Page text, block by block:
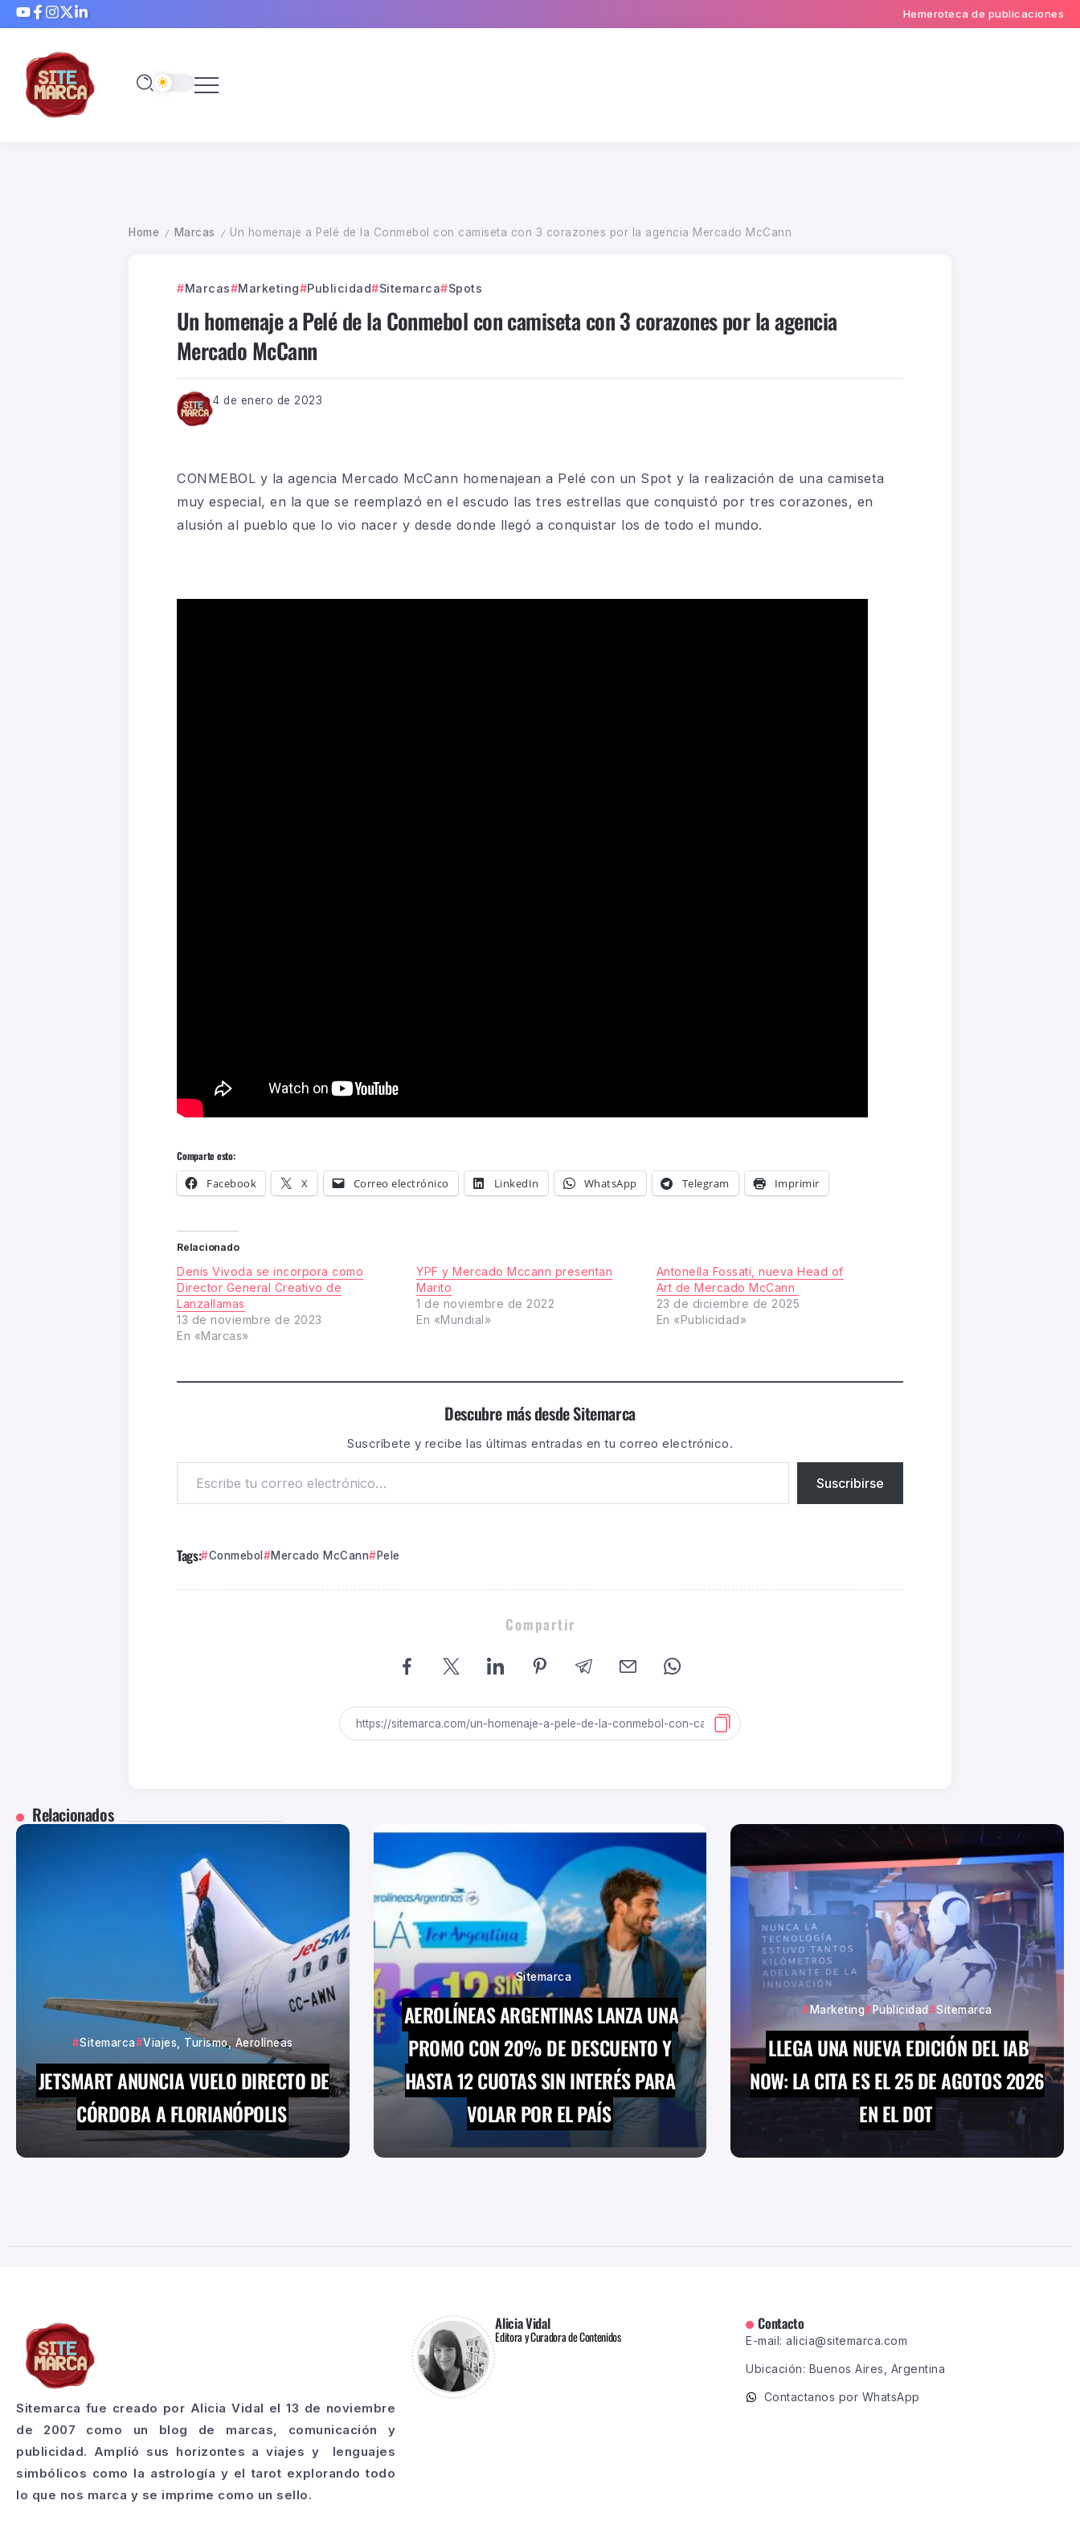
Hemeroteca de publicaciones
Home / Marcas / Un homenaje a Pelé de la Conmebol con camiseta con 3 corazones por la agencia Mercado McCann
Marcas Marketing Publicidad Sitemarca Spots
Un homenaje a Pelé de la Conmebol con camiseta con 3 corazones por la agencia
Mercado McCann
4 de enero de 2023
CONMEBOL y la agencia Mercado McCann homenajean a Pelé con un Spot y la realización de una camiseta
muy especial, en la que se reemplazó en el escudo las tres estrellas que conquistó por tres corazones, en
alusión al pueblo que lo vio nacer y desde donde llegó a conquistar los de todo el mundo.
Comparte esto:
Facebook X Correo electrónico LinkedIn WhatsApp Telegram Imprimir
Relacionado
Denis Vivoda se incorpora como
Director General Creativo de
Lanzallamas
13 de noviembre de 2023
En «Marcas»
YPF y Mercado Mccann presentan
Marito
1 de noviembre de 2022
En «Mundial»
Antonella Fossati, nueva Head of
Art de Mercado McCann
23 de diciembre de 2025
En «Publicidad»
Descubre más desde Sitemarca
Suscríbete y recibe las últimas entradas en tu correo electrónico.
Suscribirse
Tags: Conmebol Mercado McCann Pele
Compartir
Relacionados
Sitemarca Viajes, Turismo, Aerolíneas
JETSMART ANUNCIA VUELO DIRECTO DE
CÓRDOBA A FLORIANÓPOLIS
Sitemarca
AEROLÍNEAS ARGENTINAS LANZA UNA
PROMO CON 20% DE DESCUENTO Y
HASTA 12 CUOTAS SIN INTERÉS PARA
VOLAR POR EL PAÍS
Marketing Publicidad Sitemarca
LLEGA UNA NUEVA EDICIÓN DEL IAB
NOW: LA CITA ES EL 25 DE AGOTOS 2026
EN EL DOT
Sitemarca fue creado por Alicia Vidal el 13 de noviembre
de 2007 como un blog de marcas, comunicación y
publicidad. Amplió sus horizontes a viajes y lenguajes
simbólicos como la astrología y el tarot explorando todo
lo que nos marca y se imprime como un sello.
Alicia Vidal
Editora y Curadora de Contenidos
Contacto
E-mail: alicia@sitemarca.com
Ubicación: Buenos Aires, Argentina
Contactanos por WhatsApp